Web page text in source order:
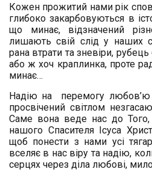
Кожен прожитий нами рік
глибоко закарбовуються в
що минає, відзначений
лишають свій слід у наших
рана втрати та зневіри,
або ж хоч краплинка, проте
минає…
Надію на перемогу
просвічений світлом
Саме вона веде нас до
нашого Спасителя Ісуса
щоб понести з нами усі
вселяє в нас віру та надію,
серцях через діла любові,